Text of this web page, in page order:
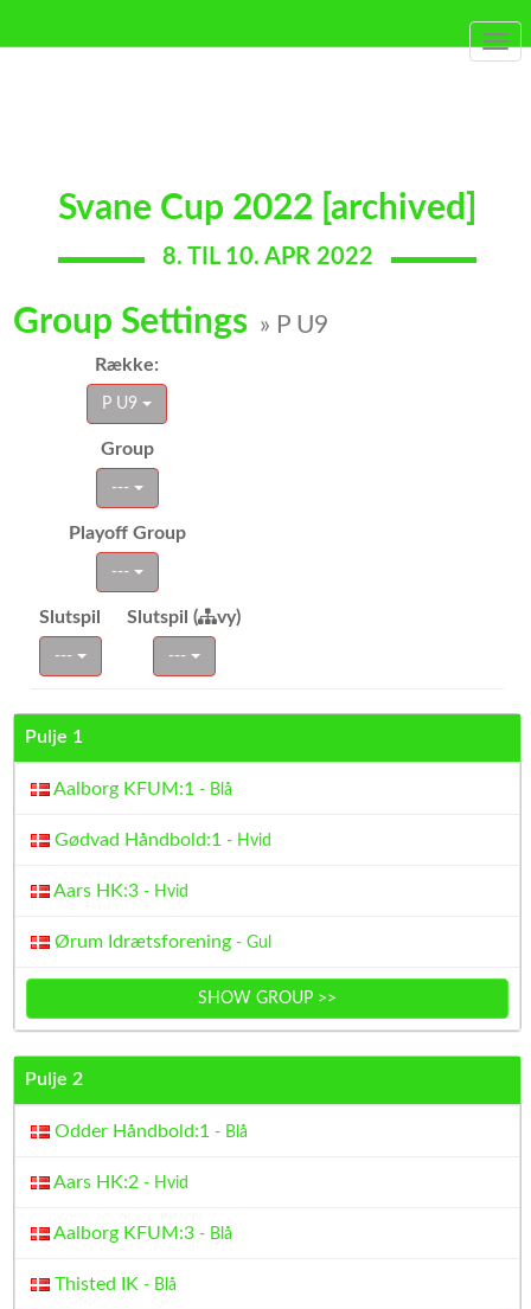
Svane Cup 2022 [archived]
8. TIL 10. APR 2022
Group Settings » P U9
Række:
P U9
Group
---
Playoff Group
---
Slutspil Slutspil ( vy)
--- ---
Pulje 1
Aalborg KFUM:1 - Blå
Gødvad Håndbold:1 - Hvid
Aars HK:3 - Hvid
Ørum Idrætsforening - Gul
SHOW GROUP >>
Pulje 2
Odder Håndbold:1 - Blå
Aars HK:2 - Hvid
Aalborg KFUM:3 - Blå
Thisted IK - Blå